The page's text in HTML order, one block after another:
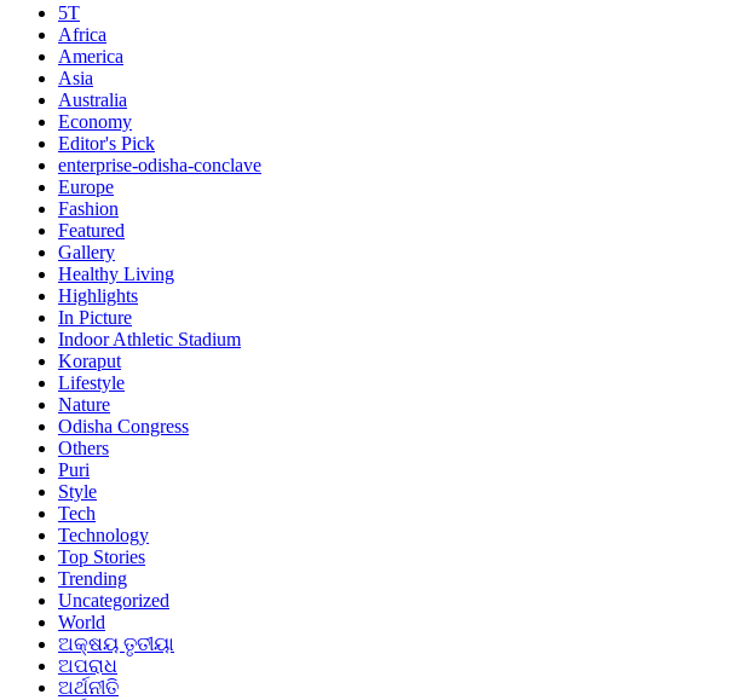
5T
Africa
America
Asia
Australia
Economy
Editor's Pick
enterprise-odisha-conclave
Europe
Fashion
Featured
Gallery
Healthy Living
Highlights
In Picture
Indoor Athletic Stadium
Koraput
Lifestyle
Nature
Odisha Congress
Others
Puri
Style
Tech
Technology
Top Stories
Trending
Uncategorized
World
ଅକ୍ଷୟ ତୃତୀୟା
ଅପରାଧ
ଅର୍ଥନୀତି